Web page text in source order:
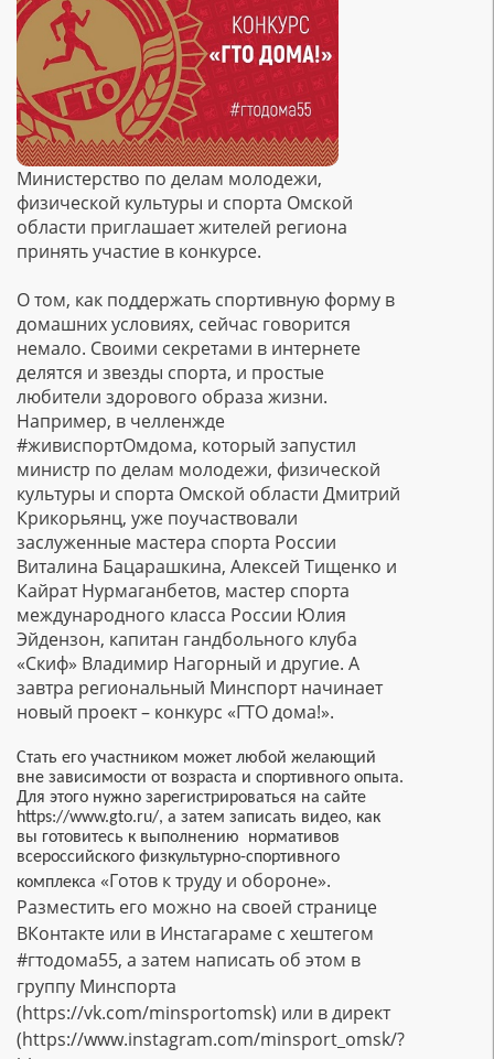
Министерство по делам молодежи,
физической культуры и спорта Омской
области приглашает жителей региона
принять участие в конкурсе.
О том, как поддержать спортивную форму в
домашних условиях, сейчас говорится
немало. Своими секретами в интернете
делятся и звезды спорта, и простые
любители здорового образа жизни.
Например, в челленжде
#живиспортОмдома, который запустил
министр по делам молодежи, физической
культуры и спорта Омской области Дмитрий
Крикорьянц, уже поучаствовали
заслуженные мастера спорта России
Виталина Бацарашкина, Алексей Тищенко и
Кайрат Нурмаганбетов, мастер спорта
международного класса России Юлия
Эйдензон, капитан гандбольного клуба
«Скиф» Владимир Нагорный и другие. А
завтра региональный Минспорт начинает
новый проект – конкурс «ГТО дома!».
Стать его участником может любой желающий
вне зависимости от возраста и спортивного опыта.
Для этого нужно зарегистрироваться на сайте
https://www.gto.ru/, а затем записать видео, как
вы готовитесь к выполнению нормативов
всероссийского физкультурно-спортивного
комплекса «Готов к труду и обороне».
Разместить его можно на своей странице
ВКонтакте или в Инстагараме с хештегом
#гтодома55, а затем написать об этом в
группу Минспорта
(https://vk.com/minsportomsk) или в директ
(https://www.instagram.com/minsport_omsk/?